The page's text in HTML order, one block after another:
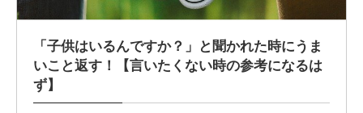
「子供はいるんですか？」と聞かれた時にうま
いこと返す！【言いたくない時の参考になるは
ず】